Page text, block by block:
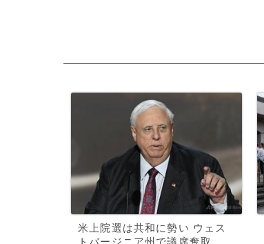
米上院選は共和に勢い ウェス